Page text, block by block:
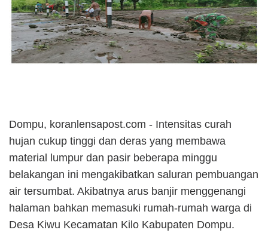
Dompu, koranlensapost.com - Intensitas curah
hujan cukup tinggi dan deras yang membawa
material lumpur dan pasir beberapa minggu
belakangan ini mengakibatkan saluran pembuangan
air tersumbat. Akibatnya arus banjir menggenangi
halaman bahkan memasuki rumah-rumah warga di
Desa Kiwu Kecamatan Kilo Kabupaten Dompu.